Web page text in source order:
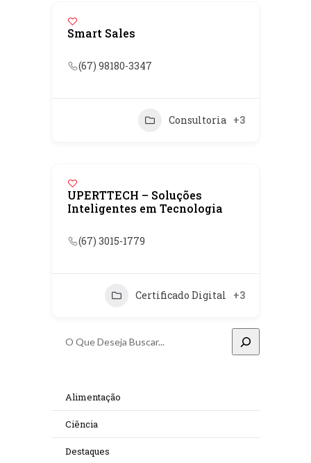
Smart Sales
(67) 98180-3347
Consultoria +3
UPERTTECH – Soluções
Inteligentes em Tecnologia
(67) 3015-1779
Certificado Digital +3
Pesquisar
Alimentação
Ciência
Destaques